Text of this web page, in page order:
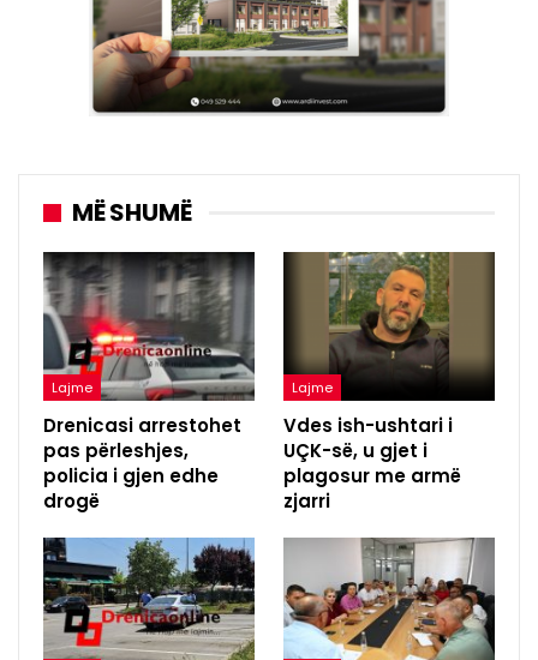
MË SHUMË
Lajme
Drenicasi arrestohet
pas përleshjes,
policia i gjen edhe
drogë
Lajme
Vdes ish-ushtari i
UÇK-së, u gjet i
plagosur me armë
zjarri